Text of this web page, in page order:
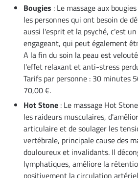
Bougies : Le massage aux
les personnes qui ont besoin de
aussi l'esprit et la psyché, c'est
engageant, qui peut également
A la fin du soin la peau est
l'effet relaxant et anti-stress
Tarifs par personne : 30 minutes
70,00 €.
Hot Stone : Le massage Hot
les raideurs musculaires,
articulaire et de soulager les
vertébrale, principale cause des
douloureux et invalidants. Il
lymphatiques, améliore la